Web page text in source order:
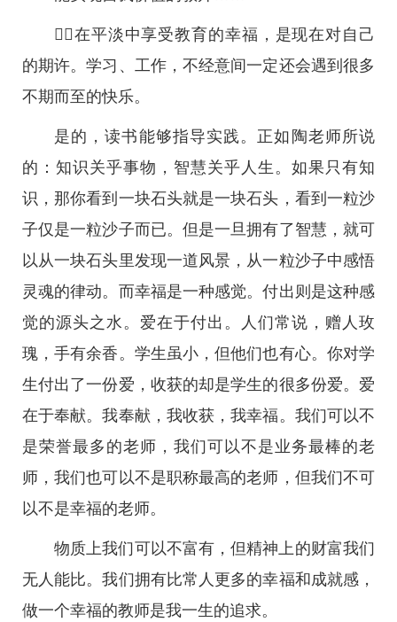
在平淡中享受教育的幸福，是现在对自己
的期许。学习、工作，不经意间一定还会遇到很多
不期而至的快乐。
是的，读书能够指导实践。正如陶老师所说
的：知识关乎事物，智慧关乎人生。如果只有知
识，那你看到一块石头就是一块石头，看到一粒沙
子仅是一粒沙子而已。但是一旦拥有了智慧，就可
以从一块石头里发现一道风景，从一粒沙子中感悟
灵魂的律动。而幸福是一种感觉。付出则是这种感
觉的源头之水。爱在于付出。人们常说，赠人玫
瑰，手有余香。学生虽小，但他们也有心。你对学
生付出了一份爱，收获的却是学生的很多份爱。爱
在于奉献。我奉献，我收获，我幸福。我们可以不
是荣誉最多的老师，我们可以不是业务最棒的老
师，我们也可以不是职称最高的老师，但我们不可
以不是幸福的老师。
物质上我们可以不富有，但精神上的财富我们
无人能比。我们拥有比常人更多的幸福和成就感，
做一个幸福的教师是我一生的追求。